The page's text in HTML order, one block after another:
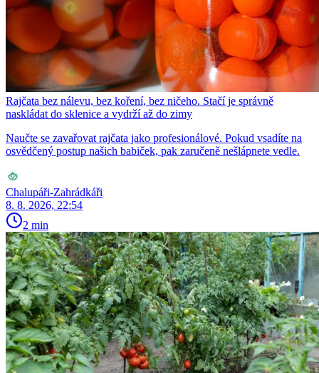
Rajčata bez nálevu, bez koření, bez ničeho. Stačí je správně
naskládat do sklenice a vydrží až do zimy
Naučte se zavařovat rajčata jako profesionálové. Pokud vsadíte na
osvědčený postup našich babiček, pak zaručeně nešlápnete vedle.
Chalupáři-Zahrádkáři
8. 8. 2026, 22:54
2 min